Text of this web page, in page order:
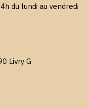
du lundi au vendredi
Livry G